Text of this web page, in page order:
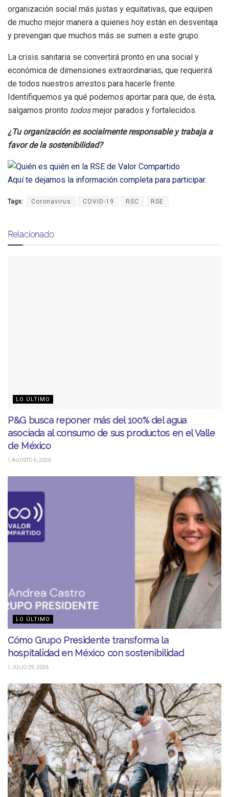
organización social más justas y equitativas, que equipen
de mucho mejor manera a quienes hoy están en desventaja
y prevengan que muchos más se sumen a este grupo.
La crisis sanitaria se convertirá pronto en una social y
económica de dimensiones extraordinarias, que requerirá
de todos nuestros arrestos para hacerle frente.
Identifiquemos ya qué podemos aportar para que, de ésta,
salgamos pronto todosmejor parados y fortalecidos.
¿Tu organización es socialmente responsable y trabaja a
favor de la sostenibilidad?
Aquí te dejamos la información completa para participar.
Tags: Coronavirus COVID-19 RSC RSE
Relacionado
LO ÚLTIMO
P&G busca reponer más del 100% del agua
asociada al consumo de sus productos en el Valle
de México
AGOSTO 5, 2026
LO ÚLTIMO
Cómo Grupo Presidente transforma la
hospitalidad en México con sostenibilidad
JULIO 29, 2026